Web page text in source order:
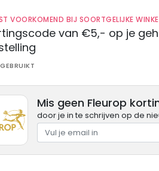
VOORKOMEND BIJ SOORTGELIJKE
van €5,- op je
Mis geen Fleurop
door je in te schrijven op de